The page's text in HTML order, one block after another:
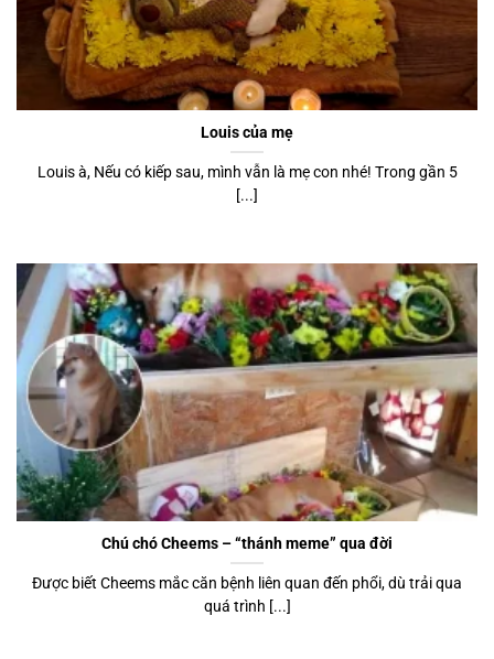
Louis của mẹ
Louis à, Nếu có kiếp sau, mình vẫn là mẹ con nhé! Trong gần 5
[...]
Chú chó Cheems – “thánh meme” qua đời
Được biết Cheems mắc căn bệnh liên quan đến phổi, dù trải qua
quá trình [...]